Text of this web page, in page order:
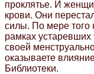
проклятье. И
крови. Они
силы. По мере того
рамках устаревших
своей
оказываете
Библиотеки.